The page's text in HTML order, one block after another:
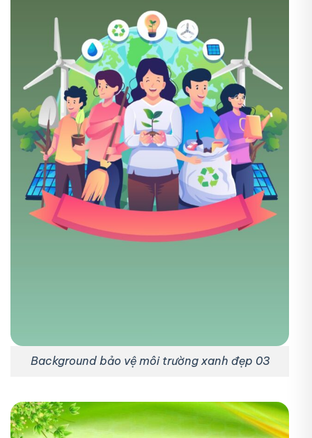
Background bảo vệ môi trường xanh đẹp 03